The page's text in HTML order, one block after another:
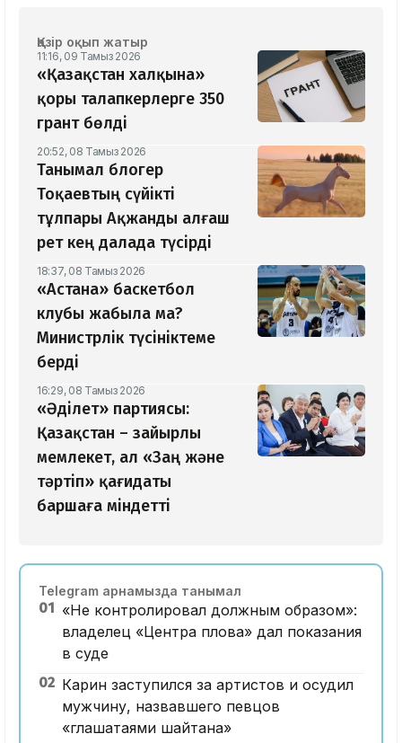
Қазір оқып жатыр
11:16, 09 Тамыз 2026
«Қазақстан халқына»
қоры талапкерлерге 350
грант бөлді
20:52, 08 Тамыз 2026
Танымал блогер
Тоқаевтың сүйікті
тұлпары Ақжанды алғаш
рет кең далада түсірді
18:37, 08 Тамыз 2026
«Астана» баскетбол
клубы жабыла ма?
Министрлік түсініктеме
берді
16:29, 08 Тамыз 2026
«Әділет» партиясы:
Қазақстан – зайырлы
мемлекет, ал «Заң және
тәртіп» қағидаты
баршаға міндетті
Telegram арнамызда танымал
01 «Не контролировал должным образом»:
владелец «Центра плова» дал показания
в суде
02 Карин заступился за артистов и осудил
мужчину, назвавшего певцов
«глашатаями шайтана»